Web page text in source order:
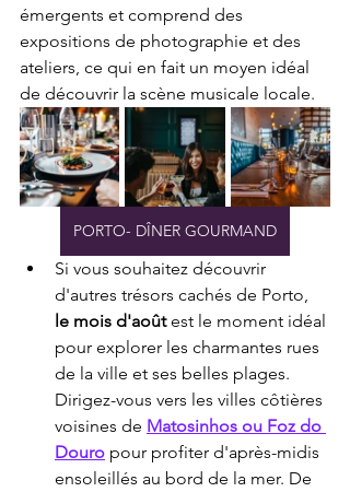
émergents et comprend des
expositions de photographie et des
ateliers, ce qui en fait un moyen idéal
de découvrir la scène musicale locale.
PORTO- DÎNER GOURMAND
Si vous souhaitez découvrir
d'autres trésors cachés de Porto,
le mois d'août est le moment idéal
pour explorer les charmantes rues
de la ville et ses belles plages.
Dirigez-vous vers les villes côtières
voisines de Matosinhos ou Foz do
Douro pour profiter d'après-midis
ensoleillés au bord de la mer. De